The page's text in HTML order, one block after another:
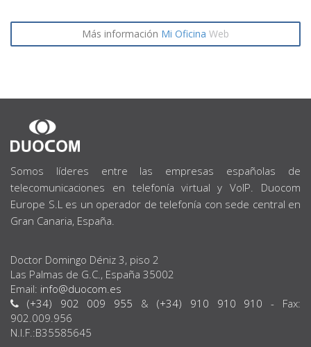
Más información Mi Oficina Web
SOBRE
NOSOTROS
Somos líderes entre las empresas españolas de
telecomunicaciones en telefonía virtual y VoIP. Duocom
Europe S.L es un operador de telefonía con sede central en
Gran Canaria, España.
Doctor Domingo Déniz 3, piso 2
Las Palmas de G.C., España 35002
Email: info@duocom.es
(+34) 902 009 955 & (+34) 910 910 910 - Fax:
902.009.956
N.I.F.:B35585645